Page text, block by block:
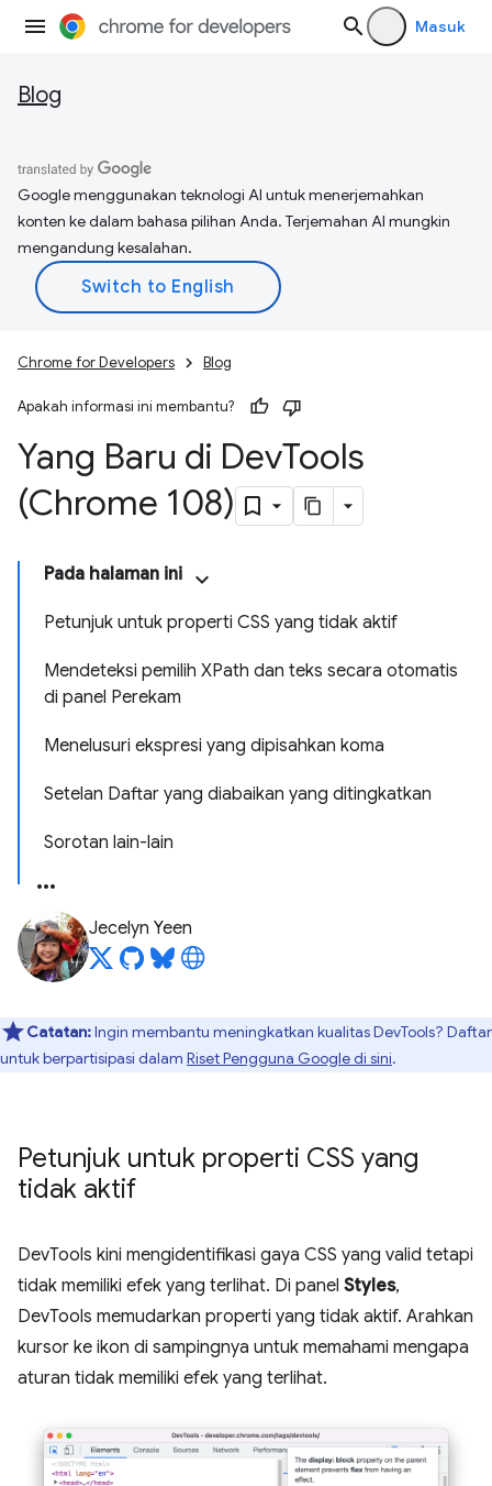
Masuk
Blog
Google menggunakan teknologi AI untuk menerjemahkan
konten ke dalam bahasa pilihan Anda. Terjemahan AI mungkin
mengandung kesalahan.
Chrome for Developers Blog
Apakah informasi ini membantu?
Yang Baru di DevTools
(Chrome 108)
Pada halaman ini
Petunjuk untuk properti CSS yang tidak aktif
Mendeteksi pemilih XPath dan teks secara otomatis
di panel Perekam
Menelusuri ekspresi yang dipisahkan koma
Setelan Daftar yang diabaikan yang ditingkatkan
Sorotan lain-lain
Jecelyn Yeen
Catatan:Ingin membantu meningkatkan kualitas DevTools? Daftar
untuk berpartisipasi dalam Riset Pengguna Google di sini.
Petunjuk untuk properti CSS yang
tidak aktif
DevTools kini mengidentifikasi gaya CSS yang valid tetapi
tidak memiliki efek yang terlihat. Di panel Styles,
DevTools memudarkan properti yang tidak aktif. Arahkan
kursor ke ikon di sampingnya untuk memahami mengapa
aturan tidak memiliki efek yang terlihat.